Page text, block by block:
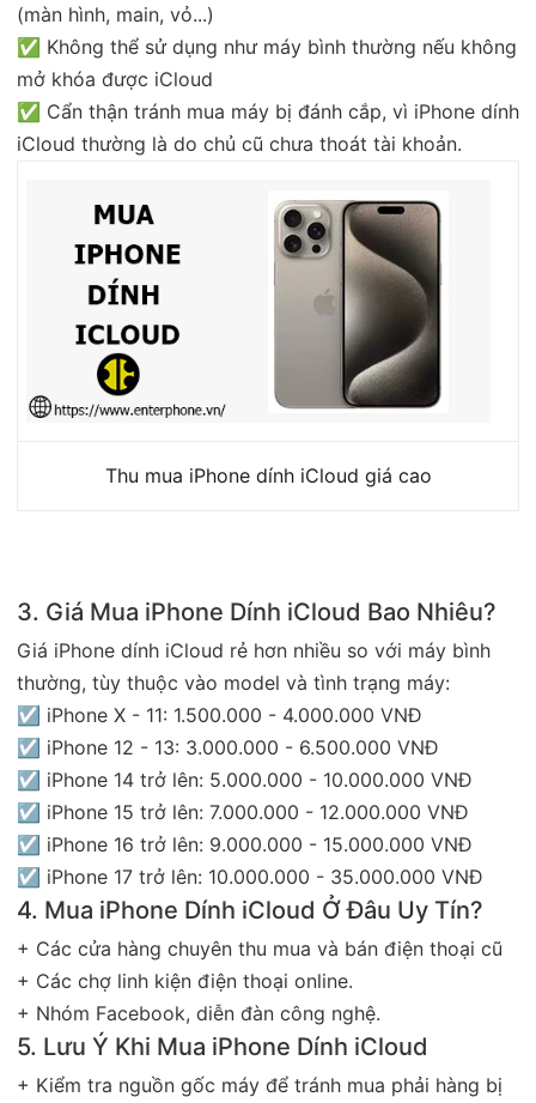
(màn hình, main, vỏ...)
✅ Không thể sử dụng như máy bình thường nếu không
mở khóa được iCloud
✅ Cẩn thận tránh mua máy bị đánh cắp, vì iPhone dính
iCloud thường là do chủ cũ chưa thoát tài khoản.
Thu mua iPhone dính iCloud giá cao
3. Giá Mua iPhone Dính iCloud Bao Nhiêu?
Giá iPhone dính iCloud rẻ hơn nhiều so với máy bình
thường, tùy thuộc vào model và tình trạng máy:
☑ iPhone X - 11: 1.500.000 - 4.000.000 VNĐ
☑ iPhone 12 - 13: 3.000.000 - 6.500.000 VNĐ
☑ iPhone 14 trở lên: 5.000.000 - 10.000.000 VNĐ
☑ iPhone 15 trở lên: 7.000.000 - 12.000.000 VNĐ
☑ iPhone 16 trở lên: 9.000.000 - 15.000.000 VNĐ
☑ iPhone 17 trở lên: 10.000.000 - 35.000.000 VNĐ
4. Mua iPhone Dính iCloud Ở Đâu Uy Tín?
+ Các cửa hàng chuyên thu mua và bán điện thoại cũ
+ Các chợ linh kiện điện thoại online.
+ Nhóm Facebook, diễn đàn công nghệ.
5. Lưu Ý Khi Mua iPhone Dính iCloud
+ Kiểm tra nguồn gốc máy để tránh mua phải hàng bị